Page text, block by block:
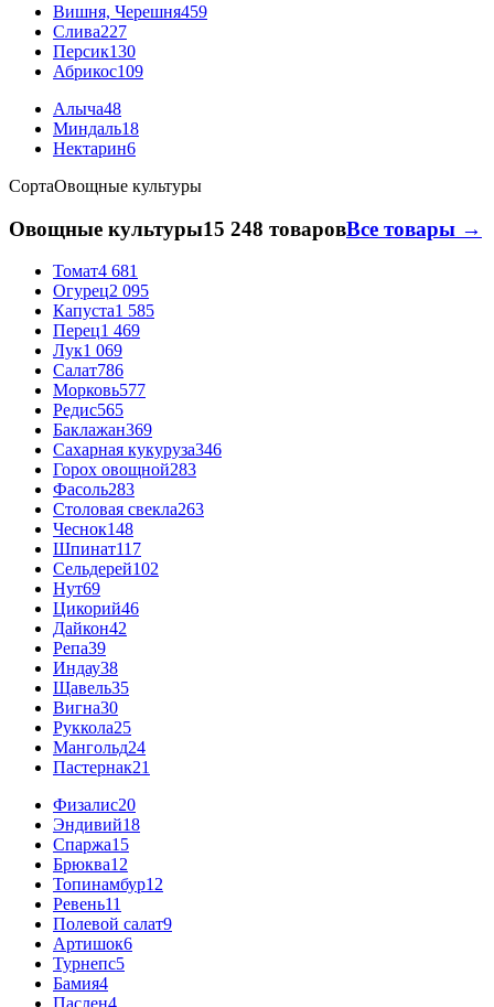
Вишня, Черешня459
Слива227
Персик130
Абрикос109
Алыча48
Миндаль18
Нектарин6
СортаОвощные культуры
Овощные культуры15 248 товаровВсе товары →
Томат4 681
Огурец2 095
Капуста1 585
Перец1 469
Лук1 069
Салат786
Морковь577
Редис565
Баклажан369
Сахарная кукуруза346
Горох овощной283
Фасоль283
Столовая свекла263
Чеснок148
Шпинат117
Сельдерей102
Нут69
Цикорий46
Дайкон42
Репа39
Индау38
Щавель35
Вигна30
Руккола25
Мангольд24
Пастернак21
Физалис20
Эндивий18
Спаржа15
Брюква12
Топинамбур12
Ревень11
Полевой салат9
Артишок6
Турнепс5
Бамия4